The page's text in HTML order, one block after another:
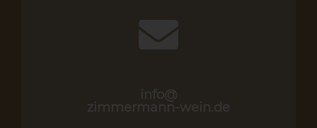
info@
zimmermann-wein.de